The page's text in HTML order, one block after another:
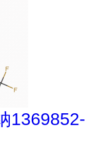
1369852-